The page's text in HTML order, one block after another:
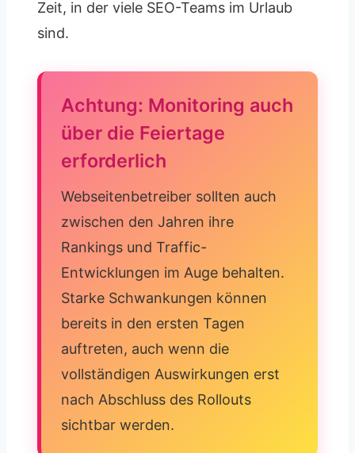
Zeit, in der viele SEO-Teams im Urlaub
sind.
Achtung: Monitoring auch
über die Feiertage
erforderlich
Webseitenbetreiber sollten auch
zwischen den Jahren ihre
Rankings und Traffic-
Entwicklungen im Auge behalten.
Starke Schwankungen können
bereits in den ersten Tagen
auftreten, auch wenn die
vollständigen Auswirkungen erst
nach Abschluss des Rollouts
sichtbar werden.